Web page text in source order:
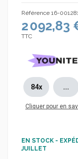
Référence 16-
2 092,83
TTC
84x ...
Cliquer pour en
EN STOCK -
JUILLET